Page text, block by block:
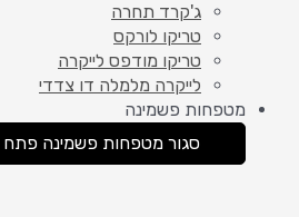
ג'קרד תחרה
טריקו לורקס
טריקו מודפס לייקרה
לייקרה מלמלה דו צדדי
מטפחות פשמינה
סגור מטפחות פשמינה פתח